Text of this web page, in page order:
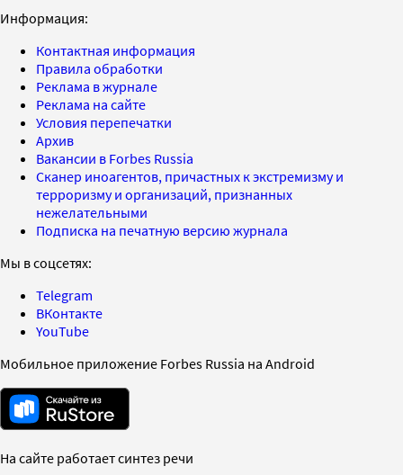
Информация:
Контактная информация
Правила обработки
Реклама в журнале
Реклама на сайте
Условия перепечатки
Архив
Вакансии в Forbes Russia
Сканер иноагентов, причастных к экстремизму и
терроризму и организаций, признанных
нежелательными
Подписка на печатную версию журнала
Мы в соцсетях:
Telegram
ВКонтакте
YouTube
Мобильное приложение Forbes Russia на Android
На сайте работает синтез речи